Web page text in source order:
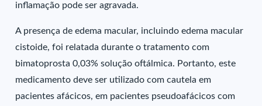
inflamação pode ser agravada.
A presença de edema macular, incluindo edema macular
cistoide, foi relatada durante o tratamento com
bimatoprosta 0,03% solução oftálmica. Portanto, este
medicamento deve ser utilizado com cautela em
pacientes afácicos, em pacientes pseudoafácicos com